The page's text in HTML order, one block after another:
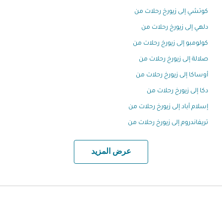
كوتشي إلى زيورخ رحلات من
دلهي إلى زيورخ رحلات من
كولومبو إلى زيورخ رحلات من
صلالة إلى زيورخ رحلات من
أوساكا إلى زيورخ رحلات من
دكا إلى زيورخ رحلات من
إسلام أباد إلى زيورخ رحلات من
تريفاندروم إلى زيورخ رحلات من
عرض المزيد